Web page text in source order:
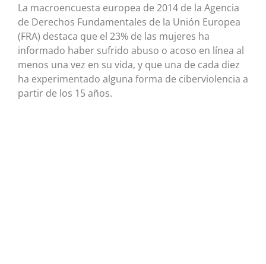
La macroencuesta europea de 2014 de la Agencia
de Derechos Fundamentales de la Unión Europea
(FRA) destaca que el 23% de las mujeres ha
informado haber sufrido abuso o acoso en línea al
menos una vez en su vida, y que una de cada diez
ha experimentado alguna forma de ciberviolencia a
partir de los 15 años.